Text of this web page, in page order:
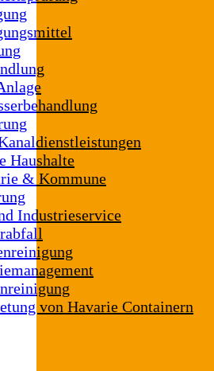
Haushalte
& Kommune
Industrieservice
von Havarie Containern